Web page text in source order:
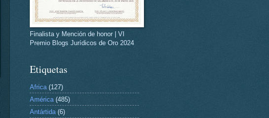
Finalista y Mención de honor | VI
Premio Blogs Jurídicos de Oro 2024
Etiquetas
Africa (127)
América (485)
Antártida (6)